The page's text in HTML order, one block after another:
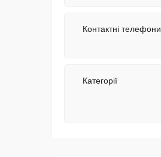
Контактні телефони
Категорії